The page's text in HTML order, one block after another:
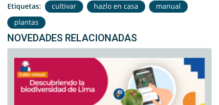
Etiquetas: cultivar hazlo en casa
manual
plantas
NOVEDADES RELACIONADAS